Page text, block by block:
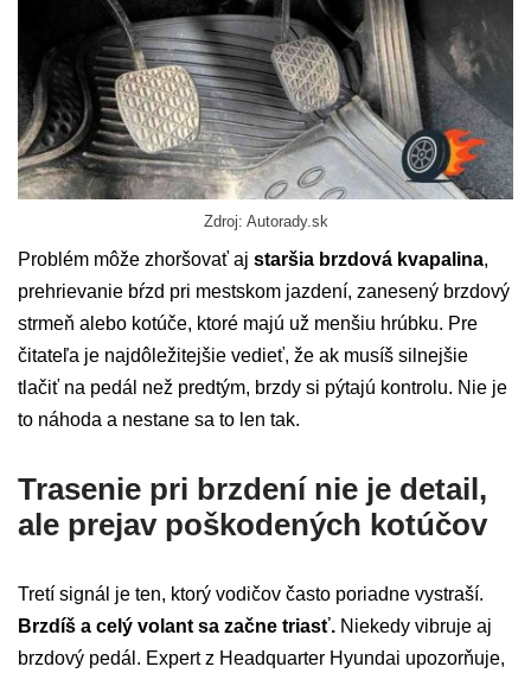
Zdroj: Autorady.sk
Problém môže zhoršovať aj staršia brzdová kvapalina,
prehrievanie bŕzd pri mestskom jazdení, zanesený brzdový
strmeň alebo kotúče, ktoré majú už menšiu hrúbku. Pre
čitateľa je najdôležitejšie vedieť, že ak musíš silnejšie
tlačiť na pedál než predtým, brzdy si pýtajú kontrolu. Nie je
to náhoda a nestane sa to len tak.
Trasenie pri brzdení nie je detail,
ale prejav poškodených kotúčov
Tretí signál je ten, ktorý vodičov často poriadne vystraší.
Brzdíš a celý volant sa začne triasť. Niekedy vibruje aj
brzdový pedál. Expert z Headquarter Hyundai upozorňuje,